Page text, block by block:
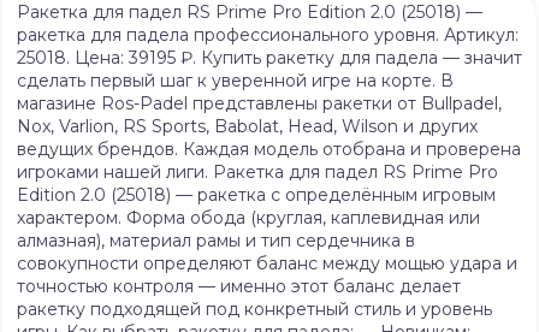
Ракетка для падел RS Prime Pro Edition 2.0 (25018) —
ракетка для падела профессионального уровня. Артикул:
25018. Цена: 39195 ₽. Купить ракетку для падела — значит
сделать первый шаг к уверенной игре на корте. В
магазине Ros-Padel представлены ракетки от Bullpadel,
Nox, Varlion, RS Sports, Babolat, Head, Wilson и других
ведущих брендов. Каждая модель отобрана и проверена
игроками нашей лиги. Ракетка для падел RS Prime Pro
Edition 2.0 (25018) — ракетка с определённым игровым
характером. Форма обода (круглая, каплевидная или
алмазная), материал рамы и тип сердечника в
совокупности определяют баланс между мощью удара и
точностью контроля — именно этот баланс делает
ракетку подходящей под конкретный стиль и уровень